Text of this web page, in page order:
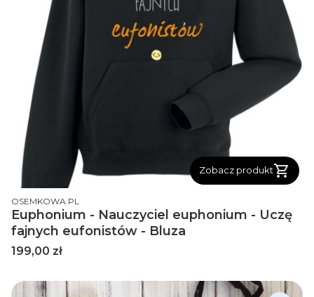
Zobacz produkt
PRODUCENT
OSEMKOWA.PL
Euphonium - Nauczyciel euphonium - Uczę
fajnych eufonistów - Bluza
Cena
199,00 zł